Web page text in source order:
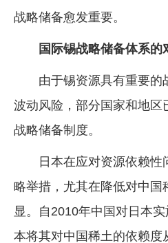
战略储备愈发重要。
国际锡战略储备体系的
由于锡资源具有重要的
波动风险，部分国家和地区
战略储备制度。
日本在应对资源依赖
略举措，尤其在降低对中国
显。自2010年中国对日本
本将其对中国稀土的依赖度